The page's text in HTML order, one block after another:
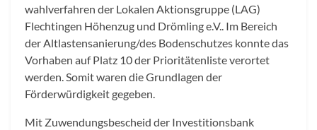
wahlverfahren der Lokalen Aktionsgruppe (LAG)
Flechtingen Höhenzug und Drömling e.V.. Im Bereich
der Altlastensanierung/des Bodenschutzes konnte das
Vorhaben auf Platz 10 der Prioritätenliste verortet
werden. Somit waren die Grundlagen der
Förderwürdigkeit gegeben.
Mit Zuwendungsbescheid der Investitionsbank